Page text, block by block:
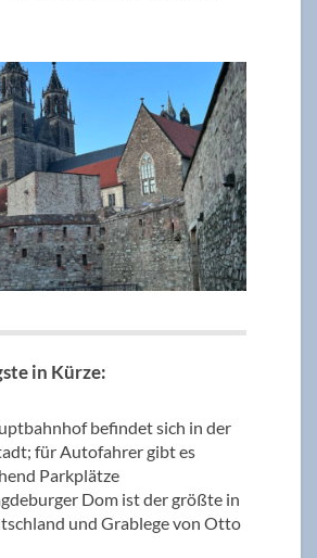
in Kürze:
befindet sich in der
für Autofahrer gibt es
Parkplätze
Dom ist der größte in
und Grablege von Otto